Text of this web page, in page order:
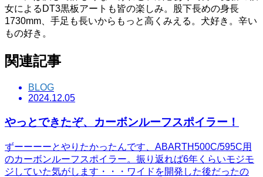
女によるDT3黒板アートも皆の楽しみ。股下長めの身長
1730mm、手足も長いからもっと高くみえる。犬好き。辛い
もの好き。
関連記事
BLOG
2024.12.05
やっとできたぞ、カーボンルーフスポイラー！
ずーーーーとやりたかったんです、ABARTH500C/595C用
のカーボンルーフスポイラー。振り返れば6年くらいモジモ
ジしていた気がします・・・ワイドを開発した後だったの